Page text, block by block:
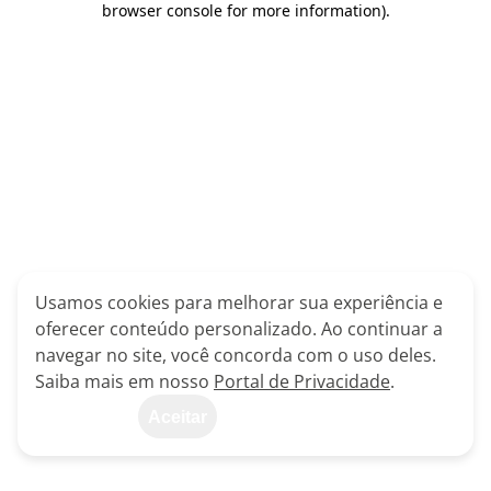
browser console for more information).
Usamos cookies para melhorar sua experiência e
oferecer conteúdo personalizado. Ao continuar a
navegar no site, você concorda com o uso deles.
Saiba mais em nosso Portal de Privacidade.